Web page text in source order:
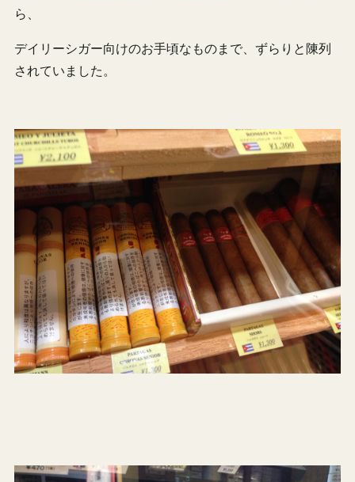
ら、
デイリーシガー向けのお手頃なものまで、ずらりと陳列
されていました。